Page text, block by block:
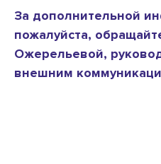
За дополнительной
пожалуйста,
Ожерельевой,
внешним